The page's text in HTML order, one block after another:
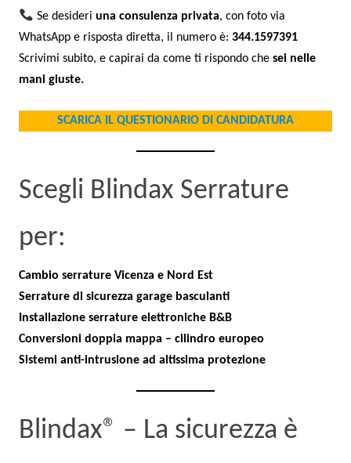
Se desideri una consulenza privata, con foto via
WhatsApp e risposta diretta, il numero è:344.1597391
Scrivimi subito, e capirai da come ti rispondo chesei nelle
mani giuste.
SCARICA IL QUESTIONARIO DI CANDIDATURA
Scegli Blindax Serrature
per:
Cambio serrature Vicenza e Nord Est
Serrature di sicurezza garage basculanti
Installazione serrature elettroniche B&B
Conversioni doppia mappa – cilindro europeo
Sistemi anti-intrusione ad altissima protezione
Blindax® – La sicurezza è